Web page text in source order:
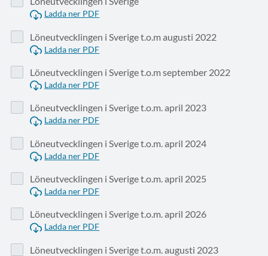
Ladda ner PDF
Löneutvecklingen i Sverige t.o.m augusti 2022
Ladda ner PDF
Löneutvecklingen i Sverige t.o.m september 2022
Ladda ner PDF
Löneutvecklingen i Sverige t.o.m. april 2023
Ladda ner PDF
Löneutvecklingen i Sverige t.o.m. april 2024
Ladda ner PDF
Löneutvecklingen i Sverige t.o.m. april 2025
Ladda ner PDF
Löneutvecklingen i Sverige t.o.m. april 2026
Ladda ner PDF
Löneutvecklingen i Sverige t.o.m. augusti 2023